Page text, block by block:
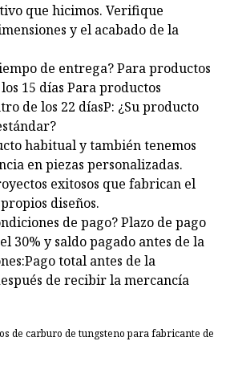
que hicimos. Verifique
y el acabado de la
de entrega? Para productos
15 días Para productos
de los 22 díasP: ¿Su producto
habitual y también tenemos
en piezas personalizadas.
exitosos que fabrican el
diseños.
de pago? Plazo de pago
30% y saldo pagado antes de la
total antes de la
de recibir la mercancía
de carburo de tungsteno para fabricante de